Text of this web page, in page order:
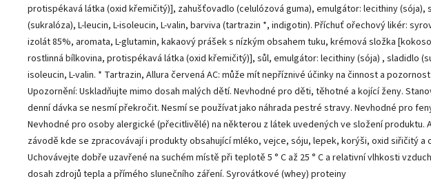
protispékavá látka (oxid křemičitý)], zahušťovadlo (celulózová guma), emulgátor: lecithiny (sója),
(sukralóza), L-leucin, L-isoleucin, L-valin, barviva (tartrazin *, indigotin). Příchuť ořechový likér:
izolát 85%, aromata, L-glutamin, kakaový prášek s nízkým obsahem tuku, krémová složka
rostlinná bílkovina, protispékavá látka (oxid křemičitý)], sůl, emulgátor: lecithiny (sója) , sladidlo
isoleucin, L-valin. * Tartrazin, Allura červená AC: může mít nepříznivé účinky na činnost a
Upozornění: Uskladňujte mimo dosah malých dětí. Nevhodné pro děti, těhotné a kojící ženy.
denní dávka se nesmí překročit. Nesmí se používat jako náhrada pestré stravy. Nevhodné pro
Nevhodné pro osoby alergické (přecitlivělé) na některou z látek uvedených ve složení produktu.
závodě kde se zpracovávají i produkty obsahující mléko, vejce, sóju, lepek, korýši, oxid siřičitý a
Uchovávejte dobře uzavřené na suchém místě při teplotě 5 ° C až 25 ° C a relativní vlhkosti
dosah zdrojů tepla a přímého slunečního záření. Syrovátkové (whey) proteiny